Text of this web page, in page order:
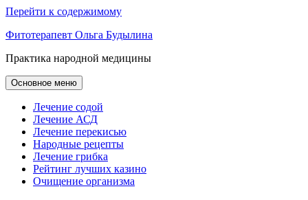
Перейти к содержимому
Фитотерапевт Ольга Будылина
Практика народной медицины
Основное меню
Лечение содой
Лечение АСД
Лечение перекисью
Народные рецепты
Лечение грибка
Рейтинг лучших казино
Очищение организма